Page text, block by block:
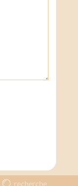
recherche